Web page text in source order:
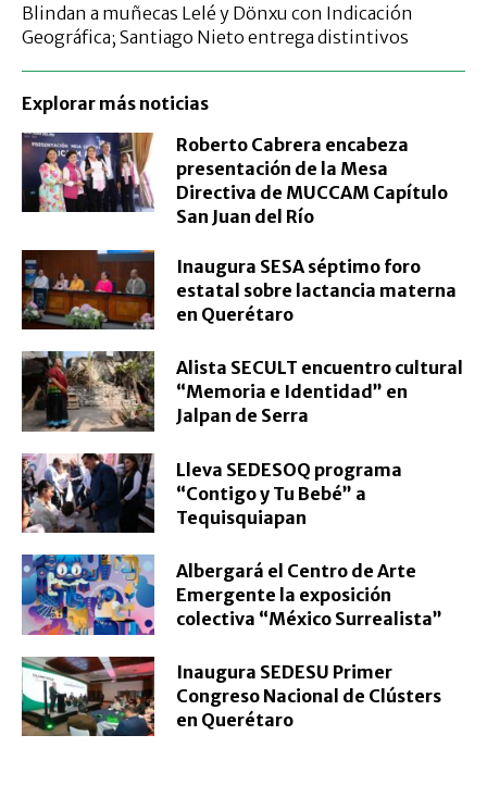
Blindan a muñecas Lelé y Dönxu con Indicación
Geográfica; Santiago Nieto entrega distintivos
Explorar más noticias
Roberto Cabrera encabeza
presentación de la Mesa
Directiva de MUCCAM Capítulo
San Juan del Río
Inaugura SESA séptimo foro
estatal sobre lactancia materna
en Querétaro
Alista SECULT encuentro cultural
“Memoria e Identidad” en
Jalpan de Serra
Lleva SEDESOQ programa
“Contigo y Tu Bebé” a
Tequisquiapan
Albergará el Centro de Arte
Emergente la exposición
colectiva “México Surrealista”
Inaugura SEDESU Primer
Congreso Nacional de Clústers
en Querétaro